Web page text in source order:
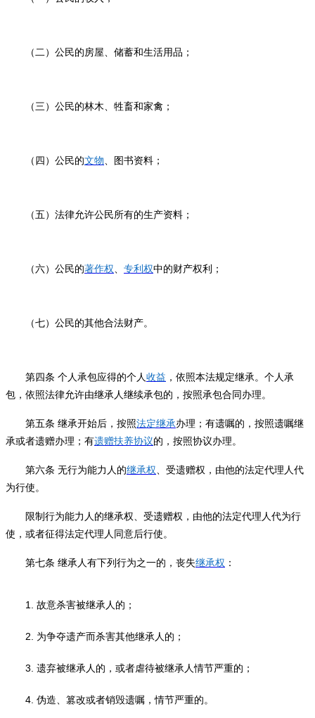
（二） 公民的房屋、储蓄和生活用品；
（三） 公民的林木、牲畜和家禽；
（四） 公民的文物、图书资料；
（五） 法律允许公民所有的生产资料；
（六） 公民的著作权、 专利权中的财产权利；
（七） 公民的其他合法财产。
第四条 个人承包应得的个人收益 ，依照本法规定继承。个人承
包，依照法律允许由继承人继续承包的，按照承包合同办理。
第五条 继承开始后，按照法定继承办理；有遗嘱的，按照遗嘱继
承或者遗赠办理；有遗赠扶养协议的，按照协议办理。
第六条 无行为能力人的继承权、受遗赠权，由他的法定代理人代
为行使。
限制行为能力人的继承权、受遗赠权，由他的法定代理人代为行
使，或者征得法定代理人同意后行使。
第七条 继承人有下列行为之一的，丧失继承权 ：
1. 故意杀害被继承人的；
2. 为争夺遗产而杀害其他继承人的；
3. 遗弃被继承人的，或者虐待被继承人情节严重的；
4. 伪造、篡改或者销毁遗嘱，情节严重的。